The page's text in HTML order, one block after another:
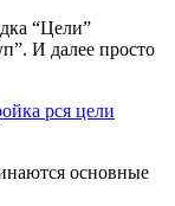
“Цели”
И далее просто
основные